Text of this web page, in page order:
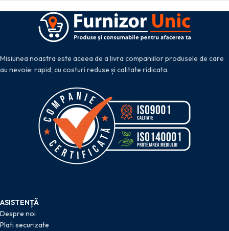
Misiunea noastra este aceea de a livra companiilor produsele de care
au nevoie: rapid, cu costuri reduse și calitate ridicata.
ASISTENȚĂ
Despre noi
Plati securizate